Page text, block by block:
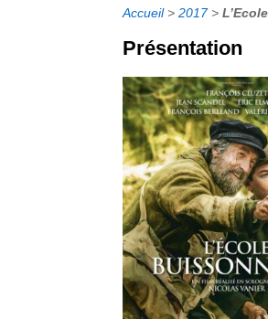
Accueil>2017>
Présentation